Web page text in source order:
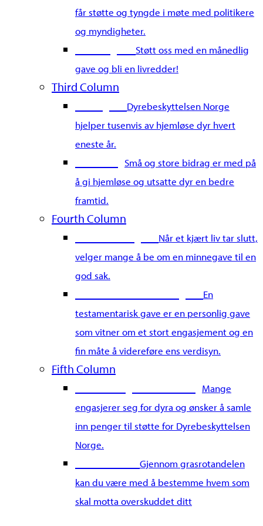
får støtte og tyngde i møte med politikere
og myndigheter.
Støtt oss med en månedlig
gave og bli en livredder!
Third Column
Dyrebeskyttelsen Norge
hjelper tusenvis av hjemløse dyr hvert
eneste år.
Små og store bidrag er med på
å gi hjemløse og utsatte dyr en bedre
framtid.
Fourth Column
Når et kjært liv tar slutt,
velger mange å be om en minnegave til en
god sak.
En
testamentarisk gave er en personlig gave
som vitner om et stort engasjement og en
fin måte å videreføre ens verdisyn.
Fifth Column
Mange
engasjerer seg for dyra og ønsker å samle
inn penger til støtte for Dyrebeskyttelsen
Norge.
Gjennom grasrotandelen
kan du være med å bestemme hvem som
skal motta overskuddet ditt